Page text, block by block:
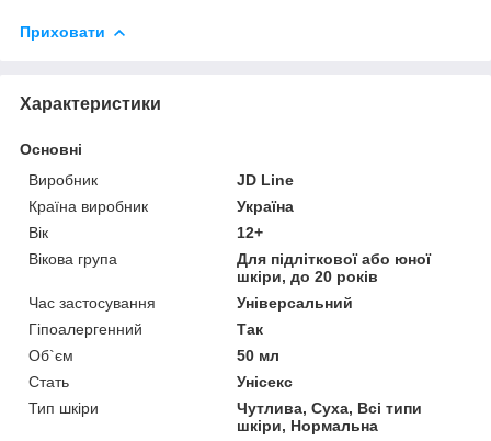
Приховати
Характеристики
Основні
Виробник
JD Line
Країна виробник
Україна
Вік
12+
Вікова група
Для підліткової або юної
шкіри, до 20 років
Час застосування
Універсальний
Гіпоалергенний
Так
Об`єм
50 мл
Стать
Унісекс
Тип шкіри
Чутлива, Суха, Всі типи
шкіри, Нормальна